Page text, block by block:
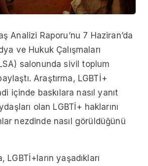
Analizi Raporu’nu 7 Haziran’da
ve Hukuk Çalışmaları
salonunda sivil toplum
Araştırma, LGBTİ+
içinde baskılara nasıl yanıt
olan LGBTİ+ haklarını
nezdinde nasıl görüldüğünü
LGBTİ+ların yaşadıkları